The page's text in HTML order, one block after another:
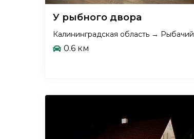
У рыбного двора
Калининградская область → Рыбачий
0.6 км